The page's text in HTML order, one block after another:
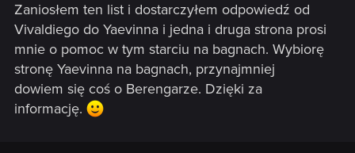
Zaniosłem ten list i dostarczyłem odpowiedź od
Vivaldiego do Yaevinna i jedna i druga strona prosi
mnie o pomoc w tym starciu na bagnach. Wybiorę
stronę Yaevinna na bagnach, przynajmniej
dowiem się coś o Berengarze. Dzięki za
informację.